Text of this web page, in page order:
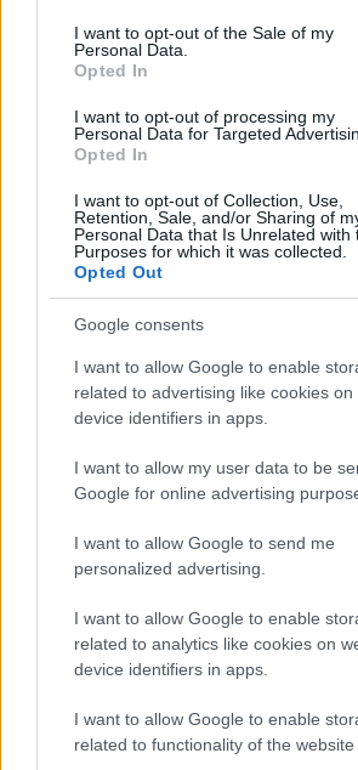
consent section.
I want to opt-out of the Sale of my
Personal Data.
Opted In
I want to opt-out of processing my
Personal Data for Targeted
Opted In
I want to opt-out of Collection, Use,
Retention, Sale, and/or Sharing of
Personal Data that Is Unrelated with
Purposes for which it was collected.
Opted Out
Google consents
I want to allow Google to enable
related to advertising like cookies on
device identifiers in apps.
I want to allow my user data to be
Google for online advertising
I want to allow Google to send me
personalized advertising.
I want to allow Google to enable
related to analytics like cookies on
device identifiers in apps.
I want to allow Google to enable
related to functionality of the website
Város-Teampannon Kereskedelmi és Szolgáltató Kft.
Újragondolják Lipótváros rejtett,
Indulhat a Honvéd tér megújításának
klímatudatos gondolkodás és a helyi
középpontba.
mesél – megújul a
Bicske Kelet
Új gyalogosátkelők
Másfélszeresére
Hódmezővásárhely
iskoláját